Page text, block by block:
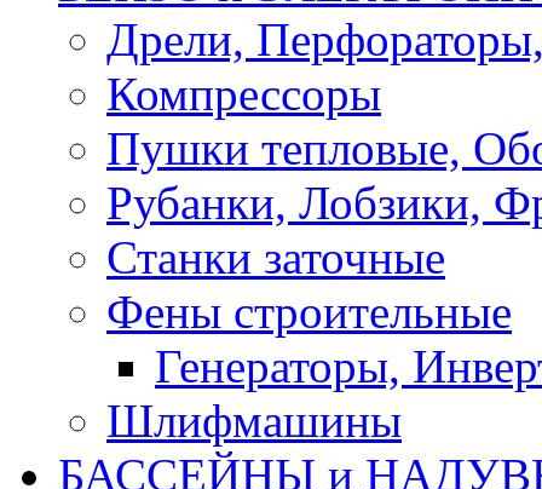
Дрели,
Компрессоры
Пушки тепловые,
Рубанки, Лобзики,
Станки заточные
Фены строительные
Генераторы,
Шлифмашины
БАССЕЙНЫ и